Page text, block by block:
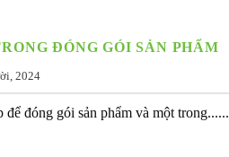
ĐÓNG GÓI SẢN PHẨM
2024
đóng gói sản phẩm và một trong......